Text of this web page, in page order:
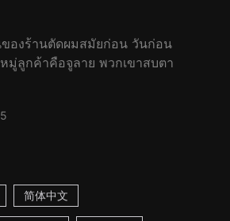
องร้านตัดผมสมัยก่อน วันก่อน
มู่ลูกค้าคือจูลาย พวกเขาสบตา
简体中文